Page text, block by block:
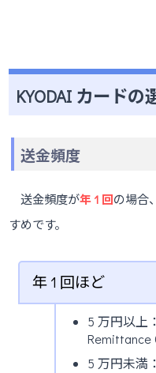
KYODAI カードの
送金頻度
送金頻度が年 1 回の場合
すめです。
年 1 回ほど
5 万円以上
Remittance
5 万円未満